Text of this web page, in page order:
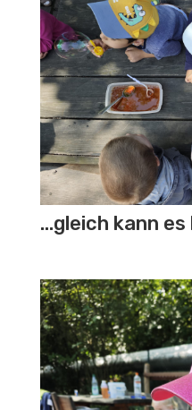
…gleich kann es